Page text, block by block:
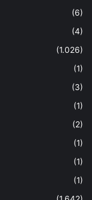
(6)
(4)
(1.026)
(1)
(3)
(1)
(2)
(1)
(1)
(1)